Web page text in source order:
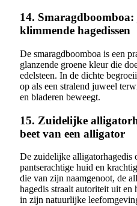
14.
klimmende hagedissen
De smaragdboomboa is een
glanzende groene kleur die
edelsteen. In de dichte
op als een stralend juweel
en bladeren beweegt.
15. Zuidelijke
beet van een alligator
De zuidelijke alligatorhagedis
pantserachtige huid en
die van zijn naamgenoot, de
hagedis straalt autoriteit uit en
in zijn natuurlijke